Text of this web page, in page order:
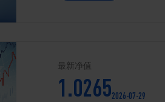
最新净值
1.02652026-07-29